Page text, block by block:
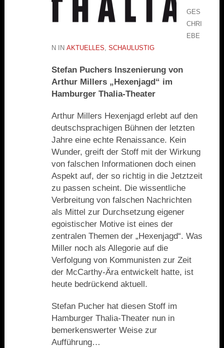
GES
CHRI
EBE
N IN AKTUELLES, SCHAULUSTIG
Stefan Puchers Inszenierung von
Arthur Millers „Hexenjagd“ im
Hamburger Thalia-Theater
Arthur Millers Hexenjagd erlebt auf den
deutschsprachigen Bühnen der letzten
Jahre eine echte Renaissance. Kein
Wunder, greift der Stoff mit der Wirkung
von falschen Informationen doch einen
Aspekt auf, der so richtig in die Jetztzeit
zu passen scheint. Die wissentliche
Verbreitung von falschen Nachrichten
als Mittel zur Durchsetzung eigener
egoistischer Motive ist eines der
zentralen Themen der „Hexenjagd“. Was
Miller noch als Allegorie auf die
Verfolgung von Kommunisten zur Zeit
der McCarthy-Ära entwickelt hatte, ist
heute bedrückend aktuell.
Stefan Pucher hat diesen Stoff im
Hamburger Thalia-Theater nun in
bemerkenswerter Weise zur
Aufführung…